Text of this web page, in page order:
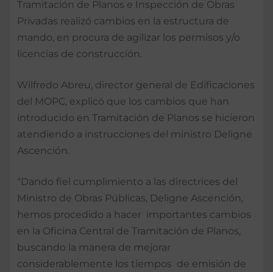
Tramitación de Planos e Inspección de Obras
Privadas realizó cambios en la estructura de
mando, en procura de agilizar los permisos y/o
licencias de construcción.
Wilfredo Abreu, director general de Edificaciones
del MOPC, explicó que los cambios que han
introducido en Tramitación de Planos se hicieron
atendiendo a instrucciones del ministro Deligne
Ascención.
“Dando fiel cumplimiento a las directrices del
Ministro de Obras Públicas, Deligne Ascención,
hemos procedido a hacer importantes cambios
en la Oficina Central de Tramitación de Planos,
buscando la manera de mejorar
considerablemente los tiempos de emisión de